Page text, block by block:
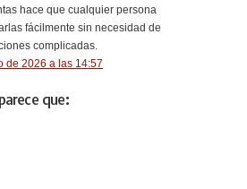
hace que cualquier persona
fácilmente sin necesidad de
complicadas.
de 2026 a las 14:57
que: